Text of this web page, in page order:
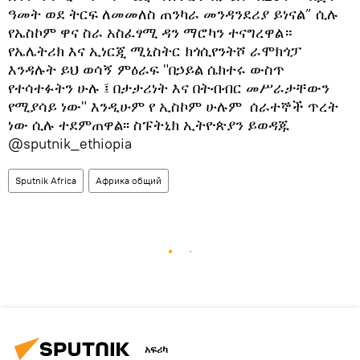
ዓመት ወደ ትርፍ ለመመለስ ጠንካራ መንዳንደሪያ ይነናል” ሲሉ
የኤስኮም ዋና ስራ አስፈፃሚ ዳን ማሮካን ተናግረዋል።
የኤሌትሪክ እና ኢነርጂ ሚኒስትር ክጎሲየንትሾ ራሞክጎፓ
እንዳሉት ይህ ወሳኝ ምዕራፍ "በኃይል ሴክተሩ ውስጥ
የተሳተፉትን ሁሉ ፤ በታታሪነት እና በትብብር መሥራታቸውን
የሚያሳይ ነው" እንዲሁም የ ኢስኮም ሁሉም ሰራተኞች ጥረት
ነው ሲሉ ተደምጠዋል፡፡ ስፑትኒክ ኢትዮጵያን ይወዳጁ
@sputnik_ethiopia
Sputnik Africa Африка общий
አፍሪካ